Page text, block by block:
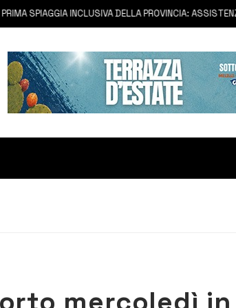
SPIAGGIA INCLUSIVA DELLA PROVINCIA: ASSISTENZA